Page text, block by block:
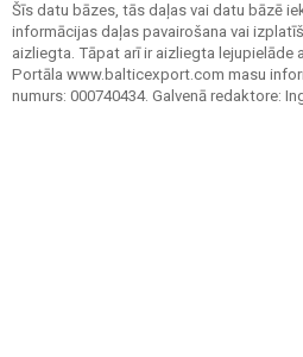
Šīs datu bāzes, tās daļas vai datu bāzē
informācijas daļas pavairošana vai
aizliegta. Tāpat arī ir aizliegta lejupielāde
Portāla www.balticexport.com masu
numurs: 000740434. Galvenā redaktore: